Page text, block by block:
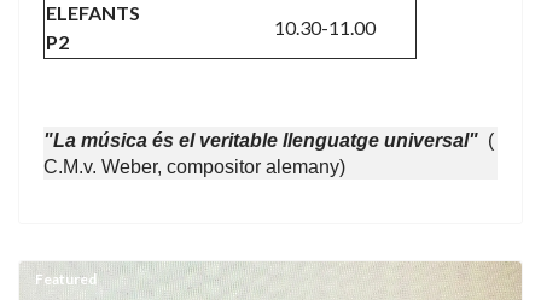
ELEFANTS
P2
10.30-11.00
"La música és el veritable llenguatge universal" (
C.M.v. Weber, compositor alemany)
Featured